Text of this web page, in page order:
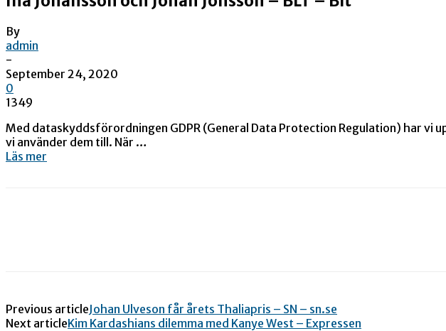
By
admin
-
September 24, 2020
0
1349
Med dataskyddsförordningen GDPR (General Data Protection Regulation) har
vi använder dem till. När …
Läs mer
Previous articleJohan Ulveson får årets Thaliapris – SN – sn.se
Next articleKim Kardashians dilemma med Kanye West – Expressen